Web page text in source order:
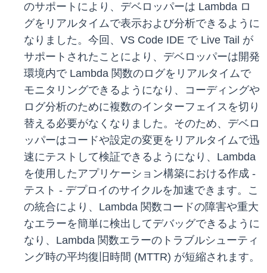
のサポートにより、デベロッパーは Lambda ロ
グをリアルタイムで表示および分析できるように
なりました。今回、VS Code IDE で Live Tail が
サポートされたことにより、デベロッパーは開発
環境内で Lambda 関数のログをリアルタイムで
モニタリングできるようになり、コーディングや
ログ分析のために複数のインターフェイスを切り
替える必要がなくなりました。そのため、デベロ
ッパーはコードや設定の変更をリアルタイムで迅
速にテストして検証できるようになり、Lambda
を使用したアプリケーション構築における作成 -
テスト - デプロイのサイクルを加速できます。こ
の統合により、Lambda 関数コードの障害や重大
なエラーを簡単に検出してデバッグできるように
なり、Lambda 関数エラーのトラブルシューティ
ング時の平均復旧時間 (MTTR) が短縮されます。